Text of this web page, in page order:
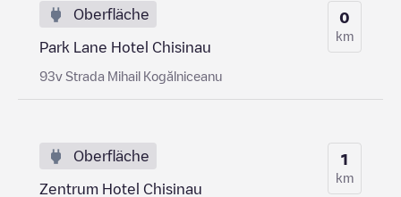
Oberfläche
Park Lane Hotel Chisinau
93v Strada Mihail Kogălniceanu
0
km
Oberfläche
Zentrum Hotel Chisinau
1
km